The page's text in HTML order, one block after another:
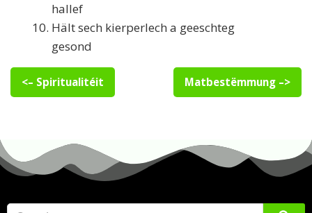
hallef
Hält sech kierperlech a geeschteg
gesond
<– Spiritualitéit Matbestëmmung –>